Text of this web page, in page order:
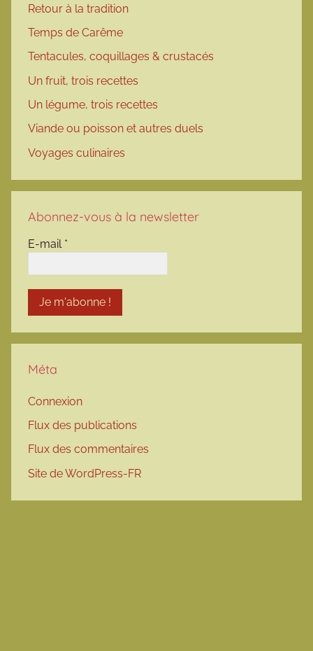
Retour à la tradition
Temps de Carême
Tentacules, coquillages & crustacés
Un fruit, trois recettes
Un légume, trois recettes
Viande ou poisson et autres duels
Voyages culinaires
Abonnez-vous à la newsletter
E-mail *
Méta
Connexion
Flux des publications
Flux des commentaires
Site de WordPress-FR